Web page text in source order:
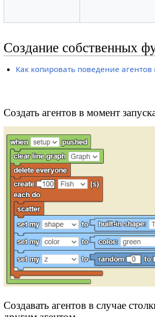
Создание собственных
Как копировать поведение агентов
Создать агентов в момент
Создавать агентов в случае